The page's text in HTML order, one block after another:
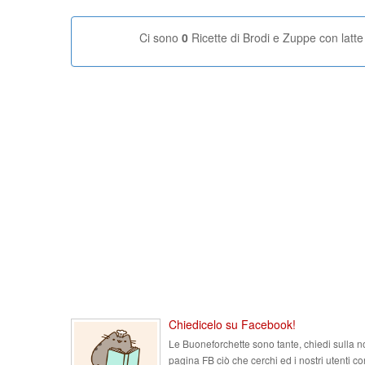
Ci sono 0 Ricette di Brodi e Zuppe con latte
Chiedicelo su Facebook!
Le Buoneforchette sono tante, chiedi sulla
pagina FB ciò che cerchi ed i nostri utenti